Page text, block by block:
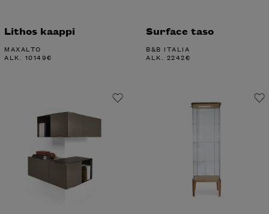
Lithos kaappi
MAXALTO
ALK. 10149€
Surface taso
B&B ITALIA
ALK. 2242€